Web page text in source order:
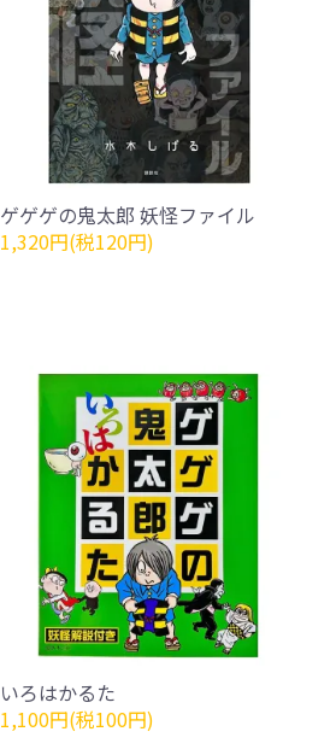
ゲゲゲの鬼太郎 妖怪ファイル
1,320円(税120円)
いろはかるた
1,100円(税100円)